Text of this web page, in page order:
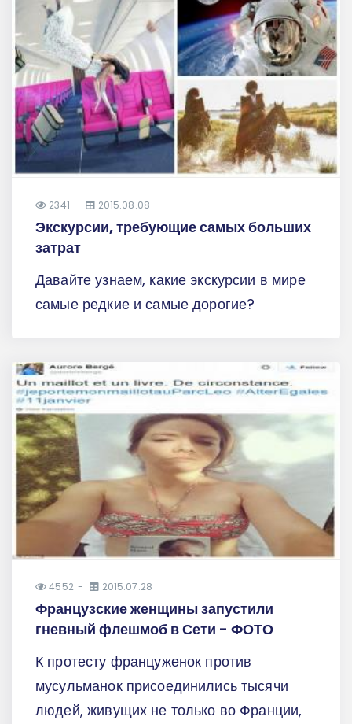
2341 2015.08.08
Экскурсии, требующие самых больших
затрат
Давайте узнаем, какие экскурсии в мире
самые редкие и самые дорогие?
4552 2015.07.28
Французские женщины запустили
гневный флешмоб в Сети - ФОТО
К протесту француженок против
мусульманок присоединились тысячи
людей, живущих не только во Франции,